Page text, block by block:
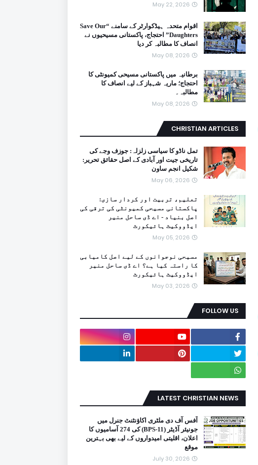
May 22, 2026
اقوام متحدہ ہیڈکوارٹر کے سامنے “Save Our
Daughters” احتجاج، پاکستانی مسیحیوں نے
انصاف کا مطالبہ کر دیا
May 08, 2026
برطانیہ میں پاکستانی مسیحی کمیونٹی کا
احتجاج؛ ماریہ شہباز کے لیے انصاف کا
مطالبہ۔
May 08, 2026
CHRISTIAN ARTICLES
تمل ناڈو کا سیاسی زلزلہ: جوزف وجے کی
تاریخی جیت اور آبادی کے اصل حقائق تحریر:
شکیل انجم ساون
May 06, 2026
تعلیم، تربیت اور کردار سازی:
پاکستانی مسیحی کمیونٹی کی ترقی کی
اصل بنیاد - اے ڈی ساحل منیر
ایڈووکیٹ ہائیکورٹ
May 05, 2026
مسیحی نوجوانوں کے لیے اصل کامیابی
کا راستہ کیا ہے؟ اے ڈی ساحل منیر
ایڈووکیٹ ہائیکورٹ
May 03, 2026
FOLLOW US
LATEST CHRISTIAN NEWS
آفس آف دی ملٹری اکاؤنٹنٹ جنرل میں
جونیئر آڈیٹر (BPS-11) کی 274 آسامیوں کا
اعلان، اقلیتی امیدواروں کے لیے بھی بہترین
موقع
July 30, 2026